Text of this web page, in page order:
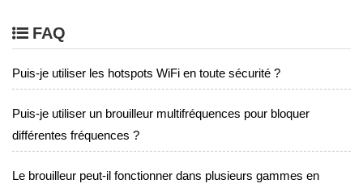
FAQ
Puis-je utiliser les hotspots WiFi en toute sécurité ?
Puis-je utiliser un brouilleur multifréquences pour bloquer
différentes fréquences ?
Le brouilleur peut-il fonctionner dans plusieurs gammes en